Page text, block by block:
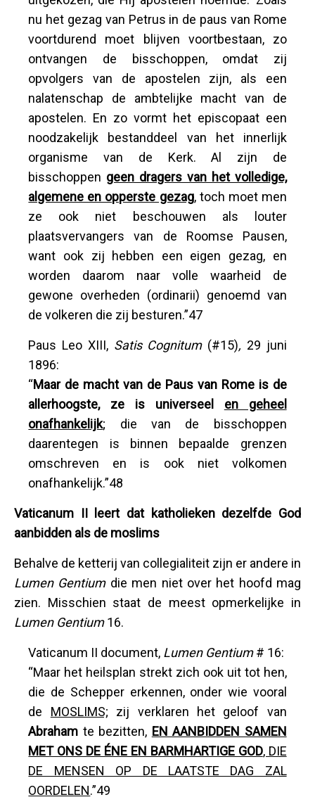
nu het gezag van Petrus in de paus van Rome
voortdurend moet blijven voortbestaan, zo
ontvangen de bisschoppen, omdat zij
opvolgers van de apostelen zijn, als een
nalatenschap de ambtelijke macht van de
apostelen. En zo vormt het episcopaat een
noodzakelijk bestanddeel van het innerlijk
organisme van de Kerk. Al zijn de
bisschoppen geen dragers van het volledige,
algemene en opperste gezag, toch moet men
ze ook niet beschouwen als louter
plaatsvervangers van de Roomse Pausen,
want ook zij hebben een eigen gezag, en
worden daarom naar volle waarheid de
gewone overheden (ordinarii) genoemd van
de volkeren die zij besturen.”47
Paus Leo XIII, Satis Cognitum (#15), 29 juni
1896:
“Maar de macht van de Paus van Rome is de
allerhoogste, ze is universeel en geheel
onafhankelijk; die van de bisschoppen
daarentegen is binnen bepaalde grenzen
omschreven en is ook niet volkomen
onafhankelijk.”48
Vaticanum II leert dat katholieken dezelfde God
aanbidden als de moslims
Behalve de ketterij van collegialiteit zijn er andere in
Lumen Gentiumdie men niet over het hoofd mag
zien. Misschien staat de meest opmerkelijke in
Lumen Gentium16.
Vaticanum II document, Lumen Gentium# 16:
“Maar het heilsplan strekt zich ook uit tot hen,
die de Schepper erkennen, onder wie vooral
de MOSLIMS; zij verklaren het geloof van
Abraham te bezitten, EN AANBIDDEN SAMEN
MET ONS DE ÉNE EN BARMHARTIGE GOD, DIE
DE MENSEN OP DE LAATSTE DAG ZAL
OORDELEN.”49